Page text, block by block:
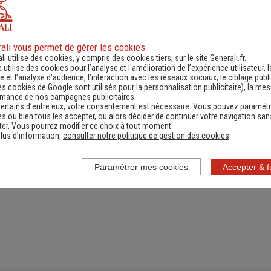
d'information
une actualité,
réglementation...)
Contacter un
(Obtenir un devis,
information, faire un
vous permet de gérer les cookies
utilise des cookies, y compris des cookies tiers, sur le site Generali.fr.
utilise des cookies pour l’analyse et l'amélioration de l’expérience utilisateur,
et l’analyse d’audience, l’interaction avec les réseaux sociaux, le ciblage
cookies de Google sont utilisés pour la personnalisation publicitaire), la
de nos campagnes publicitaires.
d’entre eux, votre consentement est nécessaire. Vous pouvez
ou bien tous les accepter, ou alors décider de continuer votre navigation
Vous pourrez modifier ce choix à tout moment.
d’information, consulter notre politique de gestion des cookies
Accepter &
Paramétrer mes cookies